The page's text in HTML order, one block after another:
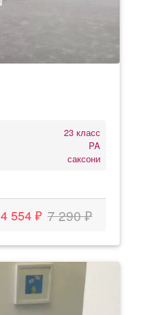
23 класс
PA
саксони
4 554 ₽ 7 290 ₽